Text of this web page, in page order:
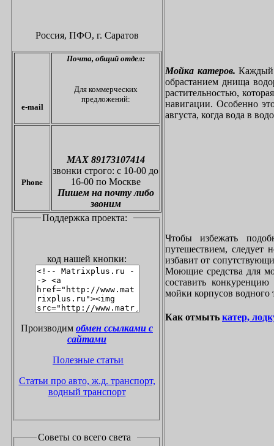
Россия, ПФО, г. Саратов
e-mail
Почта, общий отдел:
Для коммерческих
предложений:
Phone
МАХ 89173107414
звонки строго: с 10-00 до
16-00 по Москве
Пишем на почту либо
звоним
Поддержка проекта:
код нашей кнопки:
Производим обмен ссылками с
сайтами
Полезные статьи
Статьи про авто, ж.д. транспорт,
водный транспорт
Советы со всего света
Мойка катеров. Каждый
обрастанием днища
растительностью,
навигации. Особенно
августа, когда вода в
Чтобы избежать
путешествием, следует
избавит от
Моющие средства для
составить
мойки корпусов водного
Как отмыть катер,